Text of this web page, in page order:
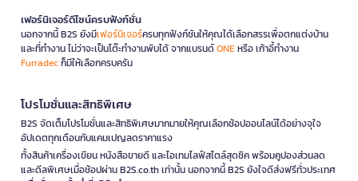
เฟอร์นิเจอร์ดีไซน์ครบฟังก์ชั่น
นอกจากนี้ B2S ยังมีเฟอร์นิเจอร์ครบทุกฟังก์ชันให้คุณได้เลือกสรรเพื่อตกแต่งบ้าน
และที่ทำงาน ไม่ว่าจะเป็นโต๊ะทำงานพับได้ จากแบรนด์ONEหรือ เก้าอี้ทำงาน
Furradecก็มีให้เลือกครบครัน
โปรโมชั่นและสิทธิพิเศษ
B2S จัดเต็มโปรโมชั่นและสิทธิพิเศษมากมายให้คุณเลือกช้อปออนไลน์ได้อย่างจุใจ
อัปเดตทุกเดือนกับแคมเปญลดราคาแรง
ทั้งสินค้าเครื่องเขียน หนังสือขายดี และไอเทมไลฟ์สไตล์สุดชิค พร้อมคูปองส่วนลด
และดีลพิเศษเมื่อช้อปผ่าน B2S.co.th เท่านั้น นอกจากนี้ B2S ยังใจดีส่งฟรีทั่วประเทศ